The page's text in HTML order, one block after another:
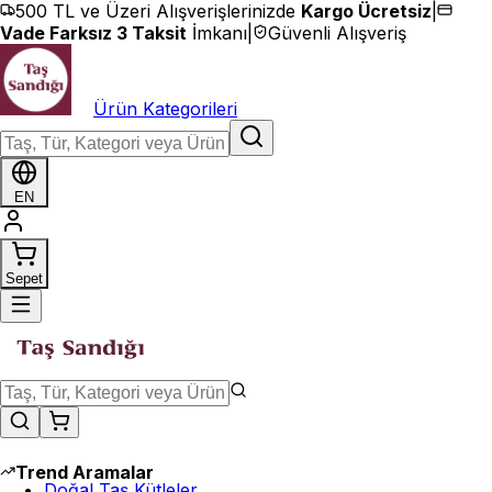
İçeriğe geç
500 TL ve Üzeri Alışverişlerinizde Kargo Ücretsiz
Vade Farksız 3 Taksit İmkanı Güvenli Alışveriş
Ürün Kategorileri
EN
Sepet
Trend Aramalar